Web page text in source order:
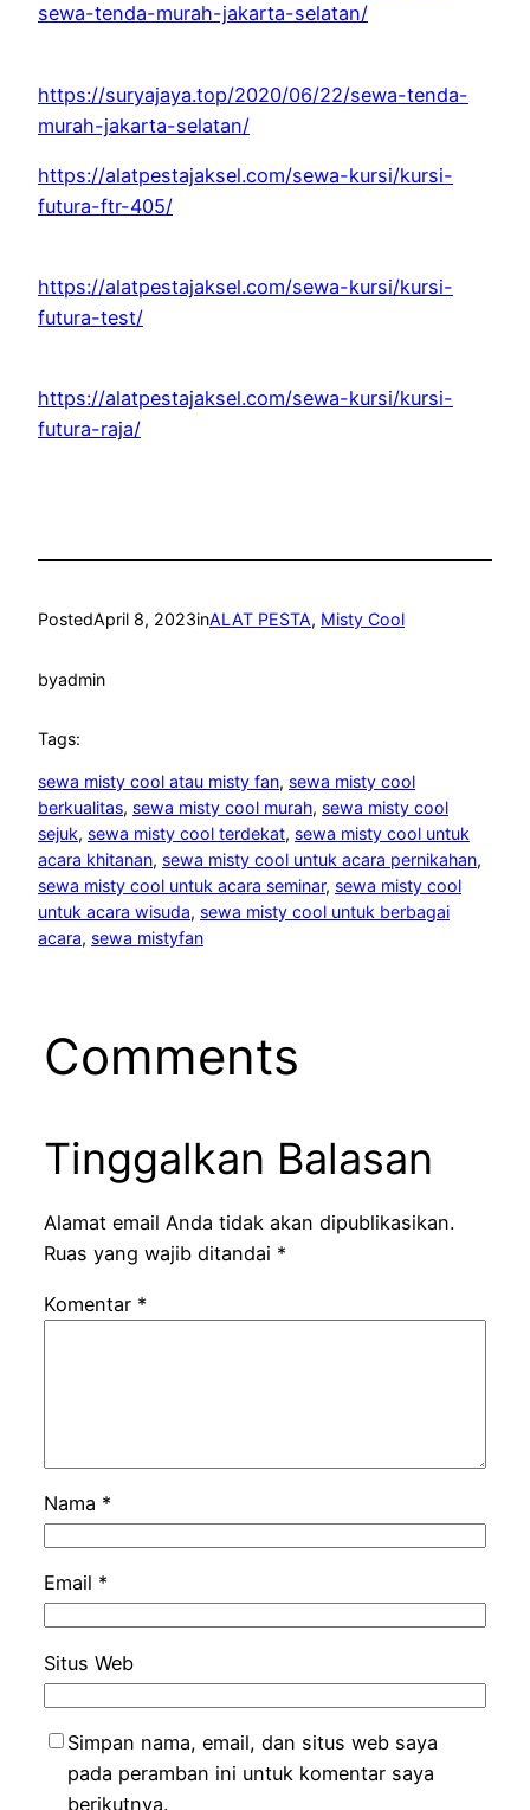
sewa-tenda-murah-jakarta-selatan/
https://suryajaya.top/2020/06/22/sewa-tenda-
murah-jakarta-selatan/
https://alatpestajaksel.com/sewa-kursi/kursi-
futura-ftr-405/
https://alatpestajaksel.com/sewa-kursi/kursi-
futura-test/
https://alatpestajaksel.com/sewa-kursi/kursi-
futura-raja/
PostedApril 8, 2023inALAT PESTA, Misty Cool
byadmin
Tags:
sewa misty cool atau misty fan, sewa misty cool
berkualitas, sewa misty cool murah, sewa misty cool
sejuk, sewa misty cool terdekat, sewa misty cool untuk
acara khitanan, sewa misty cool untuk acara pernikahan
sewa misty cool untuk acara seminar, sewa misty cool
untuk acara wisuda, sewa misty cool untuk berbagai
acara, sewa mistyfan
Comments
Tinggalkan Balasan
Alamat email Anda tidak akan dipublikasikan.
Ruas yang wajib ditandai *
Komentar *
Nama *
Email *
Situs Web
Simpan nama, email, dan situs web saya
pada peramban ini untuk komentar saya
berikutnya.